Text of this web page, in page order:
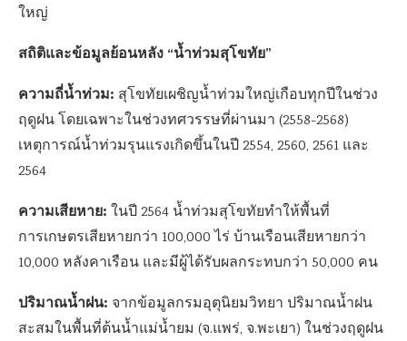
ใหญ่
สถิติและข้อมูลย้อนหลัง “น้ำท่วมสุโขทัย”
ความถี่น้ำท่วม: สุโขทัยเผชิญน้ำท่วมใหญ่เกือบทุกปีในช่วง
ฤดูฝน โดยเฉพาะในช่วงทศวรรษที่ผ่านมา (2558-2568)
เหตุการณ์น้ำท่วมรุนแรงเกิดขึ้นในปี 2554, 2560, 2561 และ
2564
ความเสียหาย: ในปี 2564 น้ำท่วมสุโขทัยทำให้พื้นที่
การเกษตรเสียหายกว่า 100,000 ไร่ บ้านเรือนเสียหายกว่า
10,000 หลังคาเรือน และมีผู้ได้รับผลกระทบกว่า 50,000 คน
ปริมาณน้ำฝน: จากข้อมูลกรมอุตุนิยมวิทยา ปริมาณน้ำฝน
สะสมในพื้นที่ต้นน้ำแม่น้ำยม (จ.แพร่, จ.พะเยา) ในช่วงฤดูฝน